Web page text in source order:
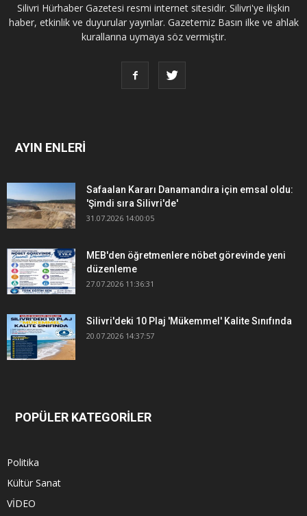
Silivri Hürhaber Gazetesi resmi internet sitesidir. Silivri'ye ilişkin
haber, etkinlik ve duyurular yayınlar. Gazetemiz Basın ilke ve ahlak
kurallarına uymaya söz vermiştir.
AYIN ENLERİ
Safaalan Kararı Danamandıra için emsal oldu:
'Şimdi sıra Silivri'de'
31.07.2026 14:00:05
MEB'den öğretmenlere nöbet görevinde yeni
düzenleme
27.07.2026 11:36:31
Silivri'deki 10 Plaj 'Mükemmel' Kalite Sınıfında
20.07.2026 14:37:57
POPÜLER KATEGORİLER
Politika
Kültür Sanat
VİDEO